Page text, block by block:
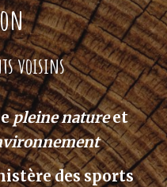
voisins
pleine natureet
des sports